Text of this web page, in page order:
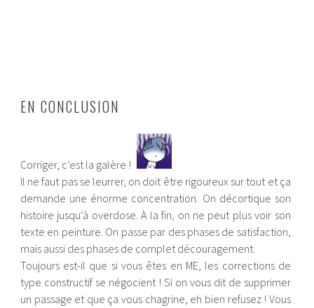
EN CONCLUSION
Corriger, c’est la galère !
Il ne faut pas se leurrer, on doit être rigoureux sur tout et ça
demande une énorme concentration. On décortique son
histoire jusqu’à overdose. À la fin, on ne peut plus voir son
texte en peinture. On passe par des phases de satisfaction,
mais aussi des phases de complet découragement.
Toujours est-il que si vous êtes en ME, les corrections de
type constructif se négocient ! Si on vous dit de supprimer
un passage et que ça vous chagrine, eh bien refusez ! Vous